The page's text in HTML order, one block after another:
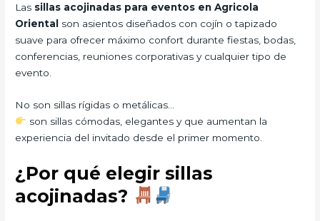
Las sillas acojinadas para eventos en Agricola
Oriental son asientos diseñados con cojín o tapizado
suave para ofrecer máximo confort durante fiestas, bodas,
conferencias, reuniones corporativas y cualquier tipo de
evento.
No son sillas rígidas o metálicas…
son sillas cómodas, elegantes y que aumentan la
experiencia del invitado desde el primer momento.
¿Por qué elegir sillas
acojinadas?